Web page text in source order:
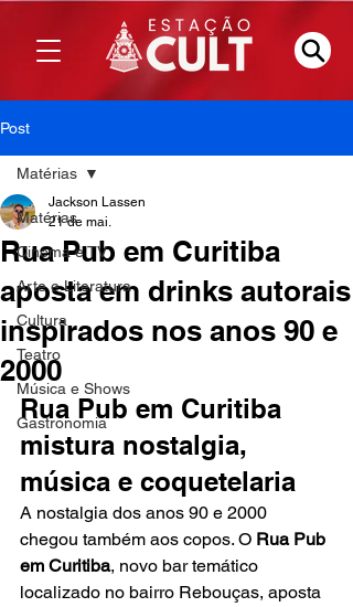
Post
Matérias
Cinema e TV
Arte e Literatura
Cultura
Teatro
Música e Shows
Gastronomia
Matérias
Rua Pub em Curitiba
aposta em drinks autorais
inspirados nos anos 90 e
2000
Jackson Lassen
21 de mai.
Rua Pub em Curitiba
mistura nostalgia,
música e coquetelaria
A nostalgia dos anos 90 e 2000
chegou também aos copos. O Rua Pub
em Curitiba, novo bar temático
localizado no bairro Rebouças, aposta